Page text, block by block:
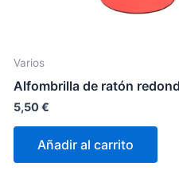
Varios
Alfombrilla de ratón
5,50€
Añadir al carrito